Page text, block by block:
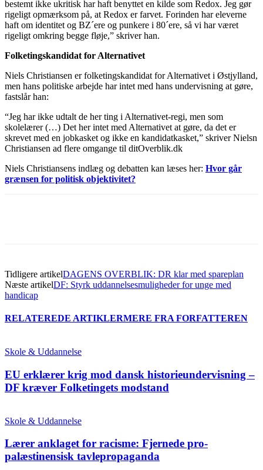
bestemt ikke ukritisk har haft benyttet en kilde som Redox. Jeg gør
rigeligt opmærksom på, at Redox er farvet. Forinden har eleverne
haft om identitet og BZ´ere og punkere i 80´ere, så vi har været
rigeligt omkring begge fløje,” skriver han.
Folketingskandidat for Alternativet
Niels Christiansen er folketingskandidat for Alternativet i Østjylland,
men hans politiske arbejde har intet med hans undervisning at gøre,
fastslår han:
“Jeg har ikke udtalt de her ting i Alternativet-regi, men som
skolelærer (…) Det her intet med Alternativet at gøre, da det er
skrevet med en jobkasket og ikke en kandidatkasket,” skriver Nielsn
Christiansen ad flere omgange til ditOverblik.dk
Niels Christiansens indlæg og debatten kan læses her: Hvor går
grænsen for politisk objektivitet?
Tidligere artikelDAGENS OVERBLIK: DR klar med spareplan
Næste artikelDF: Styrk uddannelsesmuligheder for unge med
handicap
RELATEREDE ARTIKLERMERE FRA FORFATTEREN
Skole & Uddannelse
EU erklærer krig mod dansk historieundervisning –
DF kræver Folketingets modstand
Skole & Uddannelse
Lærer anklaget for racisme: Fjernede pro-
palæstinensisk tavlepropaganda